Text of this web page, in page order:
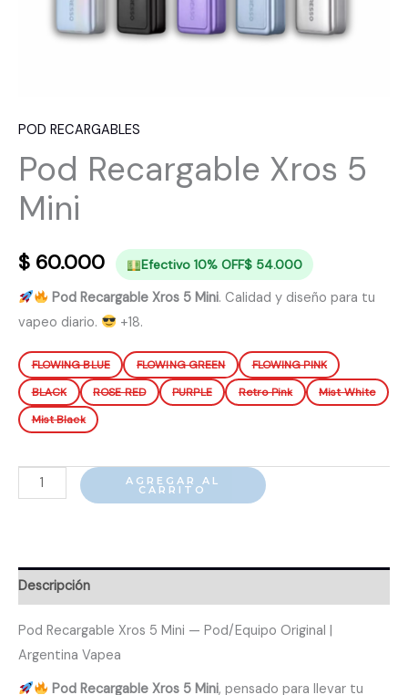
POD RECARGABLES
Pod Recargable Xros 5
Mini
$ 60.000 Efectivo 10% OFF$54.000
Pod Recargable Xros 5 Mini. Calidad y diseño para tu
vapeo diario.
+18.
FLOWING BLUE FLOWING GREEN
FLOWING PINK
BLACK
ROSE RED PURPLE Retro Pink
Mist White
Mist Black
Pod
Recargable
Mini
cantidad
AGREGAR AL
CARRITO
Descripción
Pod Recargable Xros 5 Mini — Pod/Equipo Original |
Argentina Vapea
Pod Recargable Xros 5 Mini, pensado para llevar tu